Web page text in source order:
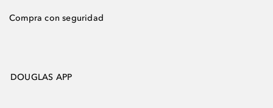
Compra con seguridad
DOUGLAS APP